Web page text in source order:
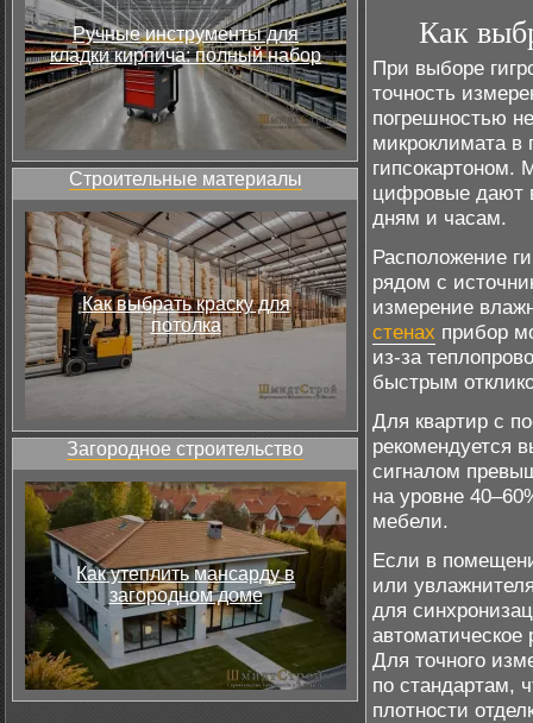
Ручные инструменты для
кладки кирпича: полный набор
Строительные материалы
Как выбрать краску для
потолка
Загородное строительство
Как утеплить мансарду в
загородном доме
Как
При выборе
точность
погрешностью
микроклимата
гипсокартоном.
цифровые дают
дням и часам.
Расположение
рядом с
измерение
стенах прибор
из-за
быстрым
Для квартир с
рекомендуется
сигналом
на уровне
мебели.
Если в
или
для
автоматическое
Для точного
по стандартам,
плотности